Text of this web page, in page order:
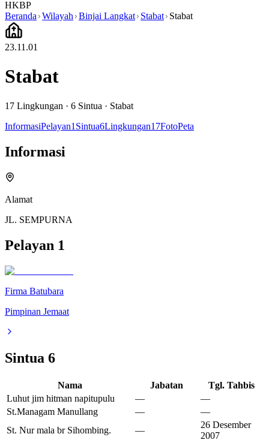
HKBP
Beranda Wilayah Binjai Langkat Stabat Stabat
23.11.01
Stabat
17 Lingkungan · 6 Sintua · Stabat
InformasiPelayan1 Sintua6Lingkungan17FotoPeta
Informasi
Alamat
JL. SEMPURNA
Pelayan 1
Firma Batubara
Pimpinan Jemaat
Sintua 6
Nama Jabatan
Tgl. Tahbis
Luhut jim hitman napitupulu
—
—
St.Managam Manullang
—
—
St. Nur mala br Sihombing.
—
26 Desember
2007